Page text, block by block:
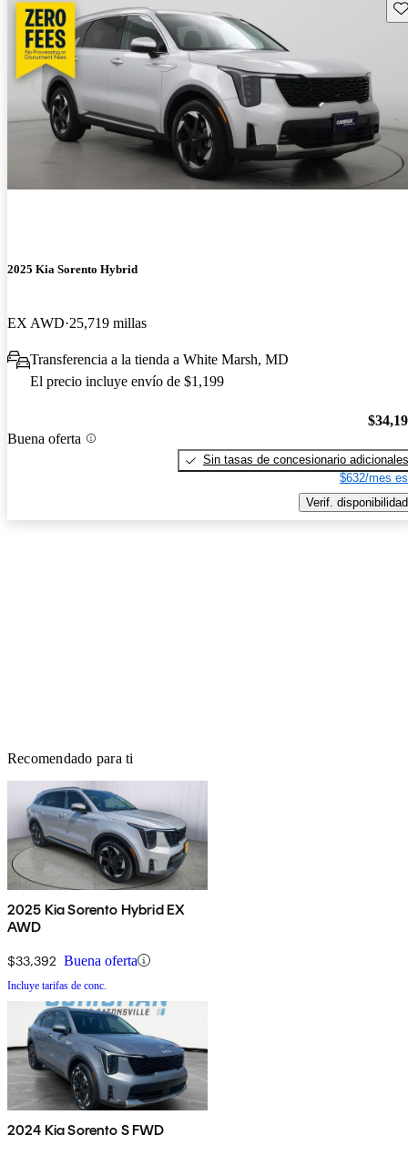
2025 Kia Sorento Hybrid
EX AWD 25,719 millas
Transferencia a la tienda a White Marsh, MD
El precio incluye envío de $1,199
Buena oferta
Sin tasas de concesionario adicionales
$632/mes
Verif. disponibilidad
Recomendado para ti
2025 Kia Sorento Hybrid EX
AWD
$33,392 Buena oferta
Incluye tarifas de conc.
2024 Kia Sorento S FWD